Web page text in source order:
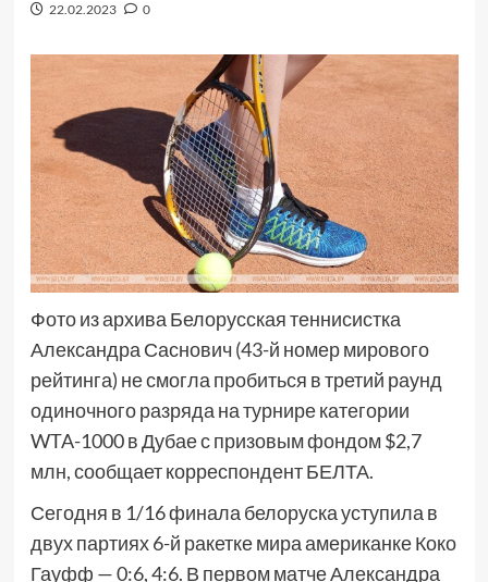
22.02.2023 0
Фото из архива Белорусская теннисистка
Александра Саснович (43-й номер мирового
рейтинга) не смогла пробиться в третий раунд
одиночного разряда на турнире категории
WTA-1000 в Дубае с призовым фондом $2,7
млн, сообщает корреспондент БЕЛТА.
Сегодня в 1/16 финала белоруска уступила в
двух партиях 6-й ракетке мира американке Коко
Гауфф — 0:6, 4:6. В первом матче Александра